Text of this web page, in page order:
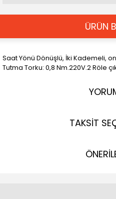
ÜRÜN
Saat Yönü Dönüşlü, İki Kademeli,
Tutma Torku: 0,8 Nm.220V.2 Röle
TAKSİT